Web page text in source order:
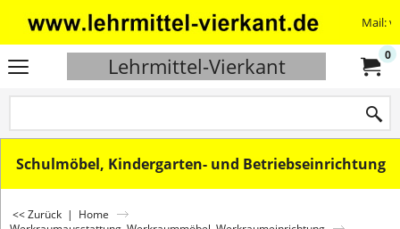
Mail:
Lehrmittel-Vierkant 0
Schulmöbel, Kindergarten- und Betriebseinrichtung
<< Zurück | Home